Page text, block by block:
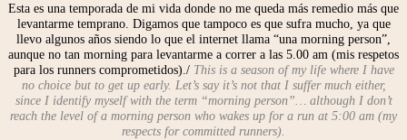
Esta es una temporada de mi vida donde no me queda más remedio más que
levantarme temprano. Digamos que tampoco es que sufra mucho, ya que
llevo algunos años siendo lo que el internet llama “una morning person”,
aunque no tan morning para levantarme a correr a las 5.00 am (mis respetos
para los runners comprometidos)./ This is a season of my life where I have
no choice but to get up early. Let’s say it’s not that I suffer much either,
since I identify myself with the term “morning person”… although I don’t
reach the level of a morning person who wakes up for a run at 5:00 am (my
respects for committed runners).